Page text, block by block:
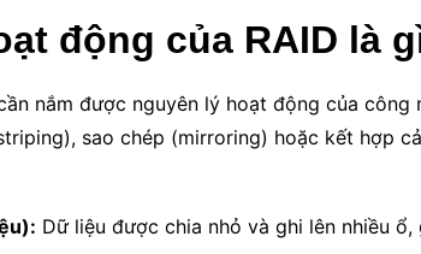
động của RAID là
nắm được nguyên lý hoạt động của công
sao chép (mirroring) hoặc kết hợp
Dữ liệu được chia nhỏ và ghi lên nhiều